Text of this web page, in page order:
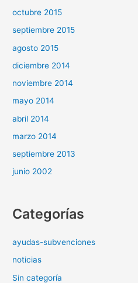
octubre 2015
septiembre 2015
agosto 2015
diciembre 2014
noviembre 2014
mayo 2014
abril 2014
marzo 2014
septiembre 2013
junio 2002
Categorías
ayudas-subvenciones
noticias
Sin categoría